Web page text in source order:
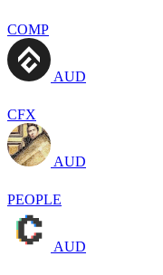
COMP
AUD
CFX
AUD
PEOPLE
AUD